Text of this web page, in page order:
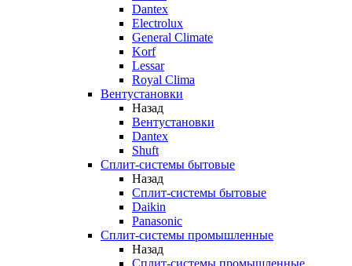
Dantex
Electrolux
General Climate
Korf
Lessar
Royal Clima
Вентустановки
Назад
Вентустановки
Dantex
Shuft
Сплит-системы бытовые
Назад
Сплит-системы бытовые
Daikin
Panasonic
Сплит-системы промышленные
Назад
Сплит-системы промышленные